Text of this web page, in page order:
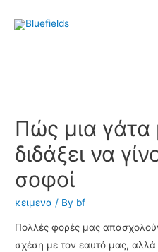
Πώς μια γάτα
διδάξει να
σοφοί
κειμενα / By bf
Πολλές φορές μας
σχέση με τον εαυτό μας,